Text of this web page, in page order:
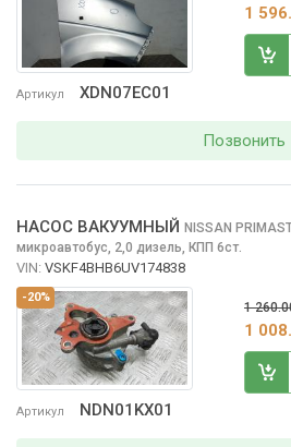
Артикул XDN07EC01
1
Позвонить
-20%
Артикул NDN01KX01
НАСОС ВАКУУМНЫЙ NISSAN
микроавтобус, 2,0 дизель, КПП 6ст.
VIN: VSKF4BHB6UV174838
1
1